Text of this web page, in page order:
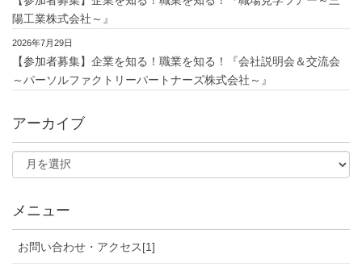
陽工業株式会社～』
2026年7月29日
【参加者募集】企業を知る！職業を知る！『会社説明会＆交流会
～パーソルファクトリーパートナーズ株式会社～』
アーカイブ
メニュー
お問い合わせ・アクセス[1]